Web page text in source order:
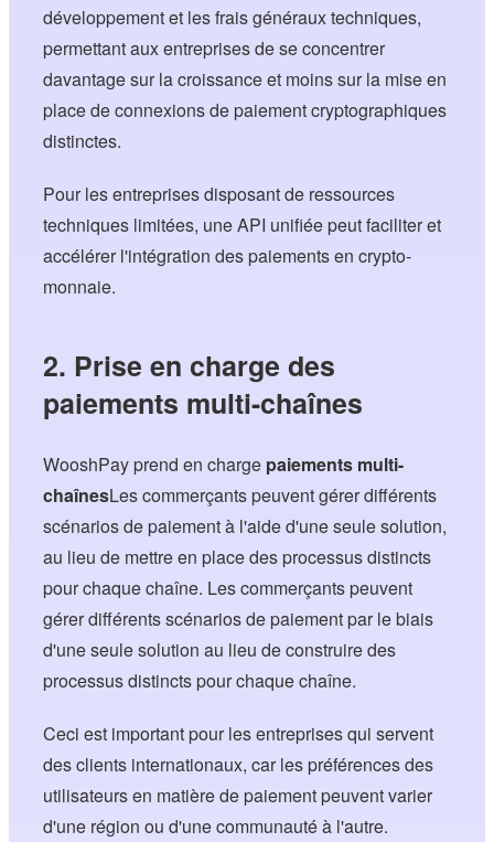
développement et les frais généraux techniques,
permettant aux entreprises de se concentrer
davantage sur la croissance et moins sur la mise en
place de connexions de paiement cryptographiques
distinctes.
Pour les entreprises disposant de ressources
techniques limitées, une API unifiée peut faciliter et
accélérer l'intégration des paiements en crypto-
monnaie.
2. Prise en charge des
paiements multi-chaînes
WooshPay prend en charge paiements multi-
chaînesLes commerçants peuvent gérer différents
scénarios de paiement à l'aide d'une seule solution,
au lieu de mettre en place des processus distincts
pour chaque chaîne. Les commerçants peuvent
gérer différents scénarios de paiement par le biais
d'une seule solution au lieu de construire des
processus distincts pour chaque chaîne.
Ceci est important pour les entreprises qui servent
des clients internationaux, car les préférences des
utilisateurs en matière de paiement peuvent varier
d'une région ou d'une communauté à l'autre.